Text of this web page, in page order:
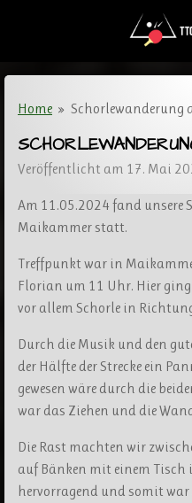
Home » Schorlewanderung
Veröffentlicht am 17. Mai
Am 11.05.2024 fand unsere
Maikammer statt.
Treffpunkt war in
Florian um 11 Uhr. Hier
vor allem Schorle in
Durch die Musik und den
der Hälfte der Strecke ein
gewesen wäre durch die
war das Ziehen und die
Die Rast machten wir
auf Bänken mit einem Tisch
hervorragend und somit war